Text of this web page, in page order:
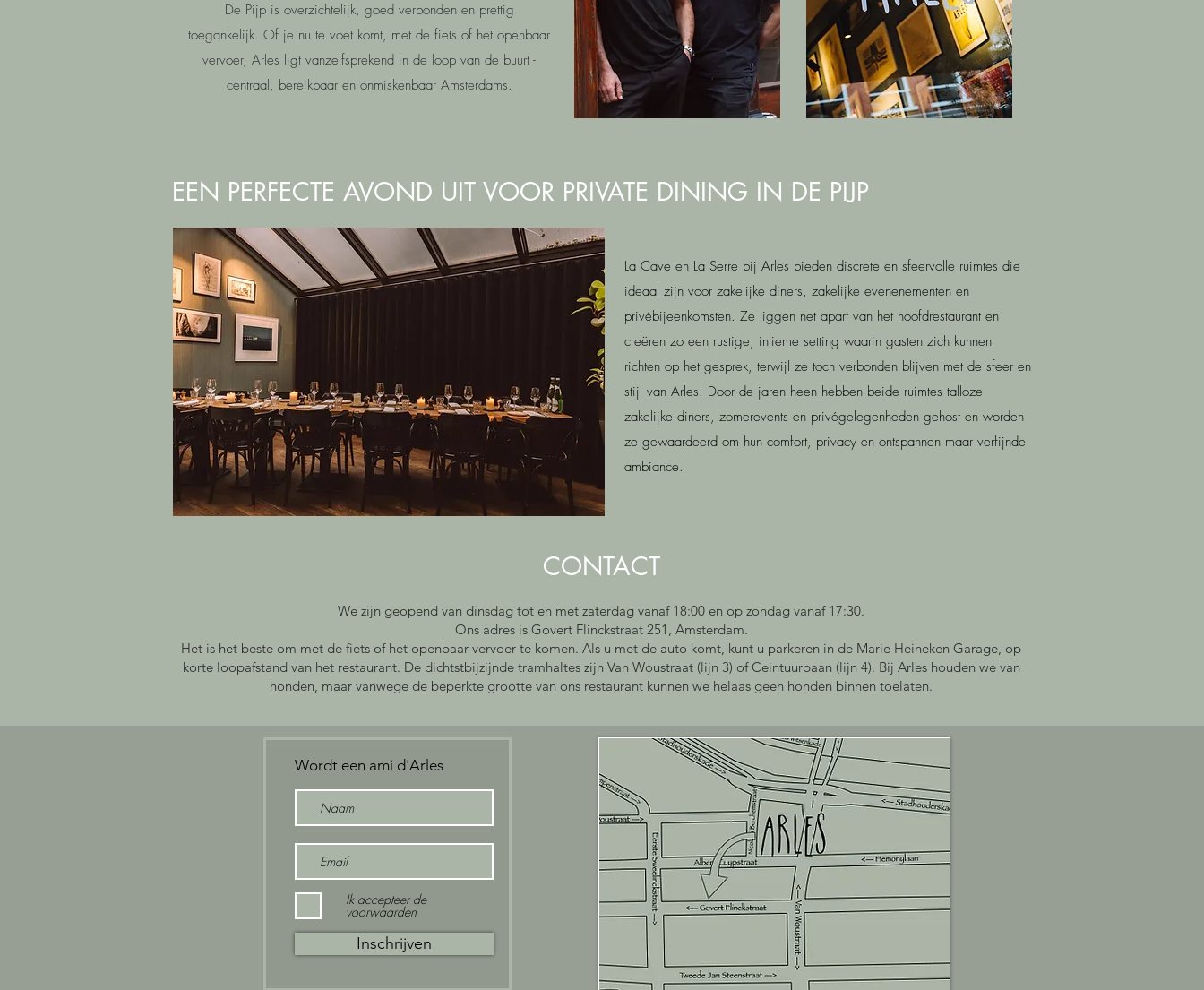
De Pijp is overzichtelijk, goed verbonden en prettig
toegankelijk. Of je nu te voet komt, met de fiets of het openbaar
vervoer, Arles ligt vanzelfsprekend in de loop van de buurt -
centraal, bereikbaar en onmiskenbaar Amsterdams.
EEN PERFECTE AVOND UIT VOOR PRIVATE DINING IN DE PIJP
La Cave en La Serre bij Arles bieden discrete en sfeervolle ruimtes die
ideaal zijn voor zakelijke diners, zakelijke evenenementen en
privébijeenkomsten. Ze liggen net apart van het hoofdrestaurant en
creëren zo een rustige, intieme setting waarin gasten zich kunnen
richten op het gesprek, terwijl ze toch verbonden blijven met de sfeer en
stijl van Arles. Door de jaren heen hebben beide ruimtes talloze
zakelijke diners, zomerevents en privégelegenheden gehost en worden
ze gewaardeerd om hun comfort, privacy en ontspannen maar verfijnde
ambiance.
CONTACT
We zijn geopend van dinsdag tot en met zaterdag vanaf 18:00 en op zondag vanaf 17:30.
Ons adres is Govert Flinckstraat 251, Amsterdam.
Het is het beste om met de fiets of het openbaar vervoer te komen. Als u met de auto komt, kunt u parkeren in de Marie Heineken Garage, op
korte loopafstand van het restaurant. De dichtstbijzijnde tramhaltes zijn Van Woustraat (lijn 3) of Ceintuurbaan (lijn 4). Bij Arles houden we van
honden, maar vanwege de beperkte grootte van ons restaurant kunnen we helaas geen honden binnen toelaten.
Wordt een ami d'Arles
Ik accepteer de
voorwaarden
Inschrijven